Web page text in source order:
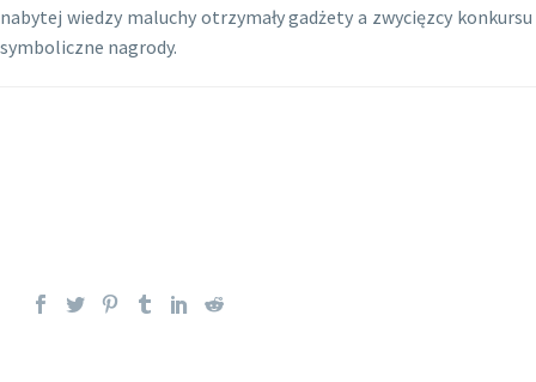
nabytej wiedzy maluchy otrzymały gadżety a zwycięzcy konkursu
symboliczne nagrody.